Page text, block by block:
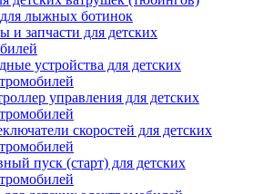
лыжных ботинок
и запчасти для детских
устройства для детских
управления для детских
скоростей для детских
пуск (старт) для детских